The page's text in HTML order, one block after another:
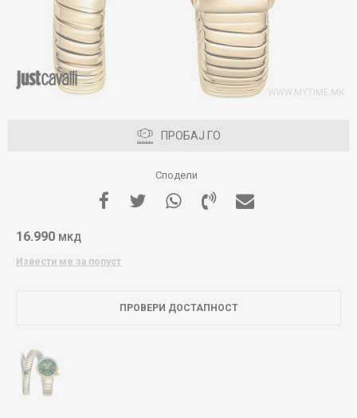
ПРОБАЈ ГО
Сподели
16.990 МКД
Извести ме за попуст
ПРОВЕРИ ДОСТАПНОСТ